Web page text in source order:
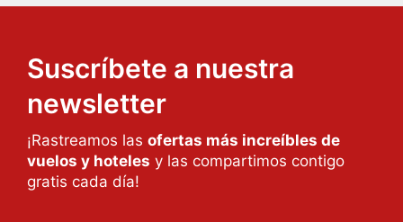
Suscríbete a nuestra
newsletter
¡Rastreamos las ofertas más increíbles de
vuelos y hoteles y las compartimos contigo
gratis cada día!